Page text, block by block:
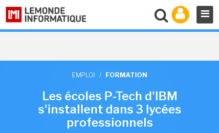
EMPLOI / FORMATION
Les écoles P-Tech d'IBM
s'installent dans 3 lycées
professionnels